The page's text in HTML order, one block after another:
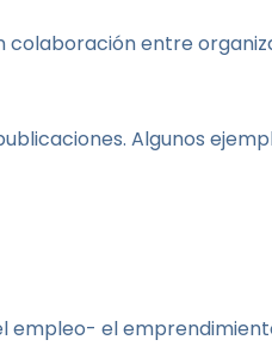
colaboración entre
Algunos
el